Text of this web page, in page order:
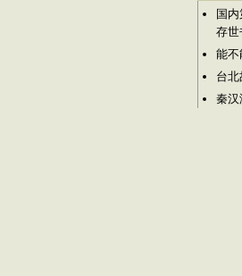
国
存世
能不
台
秦